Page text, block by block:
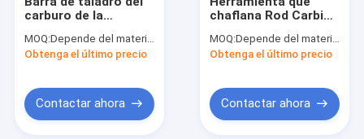
carburo de la
chaflana SSP-45 para
procesar las piezas
de la aleación
MOQ:Depende del material y del tamaño
Obtenga el último precio
Contactar ahora
chaflana Rod Carbide
fijo
MOQ:Depende del material y del tamaño
Obtenga el último precio
Contactar ahora